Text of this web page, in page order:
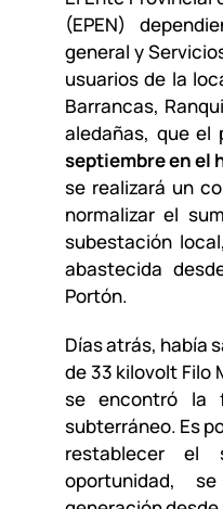
(EPEN)
general y
usuarios de la
Barrancas,
aledañas, que el
septiembre en el
se realizará un
normalizar el
subestación
abastecida
Portón.
Días atrás, había
de 33 kilovolt Filo
se encontró la
subterráneo. Es
restablecer el
oportunidad,